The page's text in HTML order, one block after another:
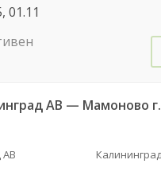
01.11
АВ — Мамоново г.
АВ